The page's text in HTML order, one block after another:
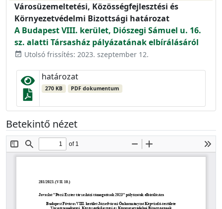
Városüzemeltetési, Közösségfejlesztési és
Környezetvédelmi Bizottsági határozat
A Budapest VIII. kerület, Diószegi Sámuel u. 16.
sz. alatti Társasház pályázatának elbírálásáról
event_available Utolsó frissítés: 2023. szeptember 12.
határozat
270 KB PDF dokumentum
Betekintő nézet